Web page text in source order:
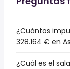
¿Cuántos
328.164 € en
¿Cuál es el